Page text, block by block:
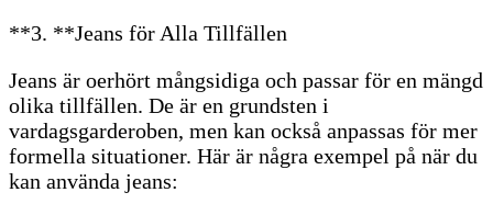
**3. **Jeans för Alla Tillfällen
Jeans är oerhört mångsidiga och passar för en mängd
olika tillfällen. De är en grundsten i
vardagsgarderoben, men kan också anpassas för mer
formella situationer. Här är några exempel på när du
kan använda jeans: